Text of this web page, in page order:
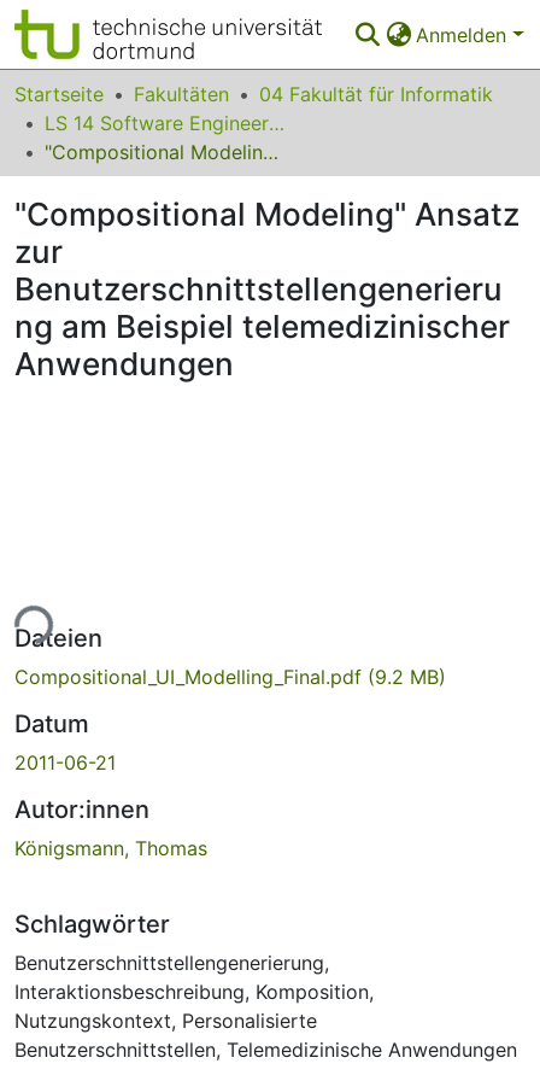
Anmelden
Bereiche & Sammlungen
Das gesamte Repositorium
Leitlinien
Zurück zur Startseite
Startseite Fakultäten
04 Fakultät für Informatik
LS 14 Software Engineering
"Compositional Modeling" Ansatz zur Benutzerschnittstellengenerierung am Beispiel telemedizinischer Anwendungen
"Compositional Modeling" Ansatz
zur
Benutzerschnittstellengenerieru
ng am Beispiel telemedizinischer
Anwendungen
Dateien
Compositional_UI_Modelling_Final.pdf (9.2 MB)
Datum
2011-06-21
Autor:innen
Königsmann, Thomas
Schlagwörter
Benutzerschnittstellengenerierung,
Interaktionsbeschreibung, Komposition,
Nutzungskontext, Personalisierte
Benutzerschnittstellen, Telemedizinische Anwendungen